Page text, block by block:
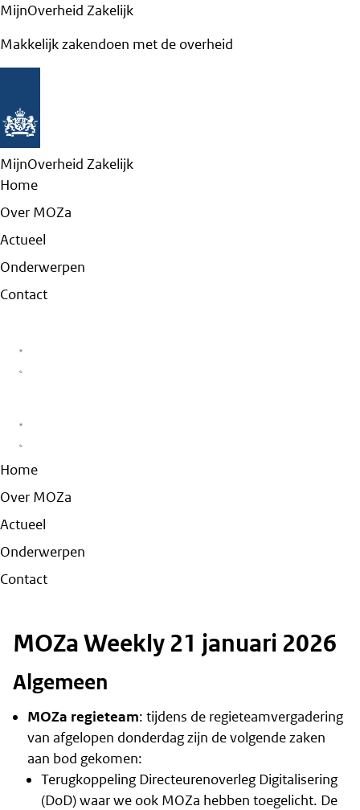
MijnOverheid Zakelijk
Makkelijk zakendoen met de overheid
MijnOverheid Zakelijk
Home
Over MOZa
Actueel
Onderwerpen
Contact
Home
Over MOZa
Actueel
Onderwerpen
Contact
MOZa Weekly 21 januari 2026
Algemeen
MOZa regieteam: tijdens de regieteamvergadering
van afgelopen donderdag zijn de volgende zaken
aan bod gekomen:
Terugkoppeling Directeurenoverleg Digitalisering
(DoD) waar we ook MOZa hebben toegelicht. De